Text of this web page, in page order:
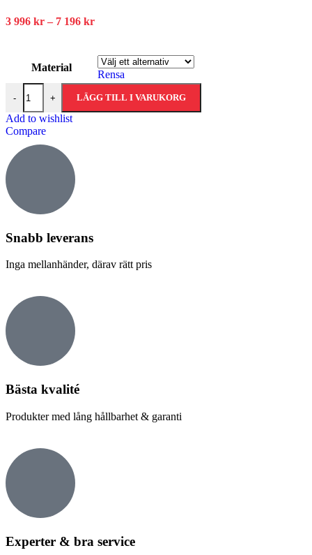
3 996 kr – 7 196 kr
Material
Rensa
- + LÄGG TILL I VARUKORG
Add to wishlist
Compare
Snabb leverans​
Inga mellanhänder, därav rätt pris
Bästa kvalité
Produkter med lång hållbarhet & garanti
Experter & bra service